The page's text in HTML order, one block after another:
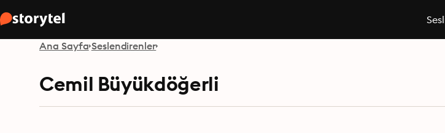
Ana Sayfa Seslendirenler
Cemil Büyükdöğerli